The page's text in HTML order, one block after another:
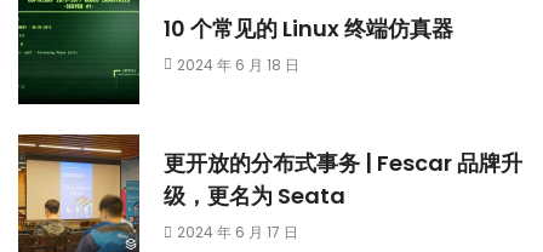
10 个常见的 Linux 终端仿真器
2024 年 6 月 18 日
更开放的分布式事务 | Fescar 品牌升
级，更名为 Seata
2024 年 6 月 17 日